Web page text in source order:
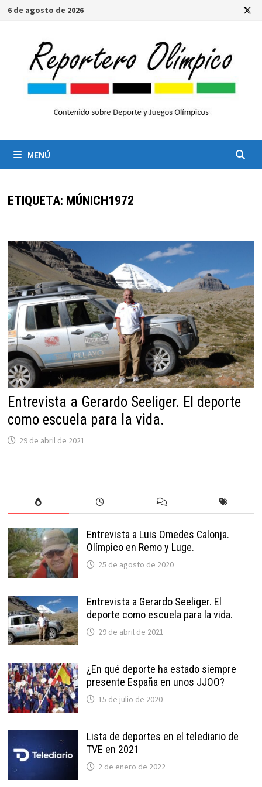
Saltar
contenido
6 de agosto de 2026
MENÚ
ETIQUETA: MÚNICH1972
Entrevista a Gerardo Seeliger. El deporte
como escuela para la vida.
29 de abril de 2021
Entrevista a Luis Omedes Calonja.
Olímpico en Remo y Luge.
25 de agosto de 2020
Entrevista a Gerardo Seeliger. El
deporte como escuela para la vida.
29 de abril de 2021
¿En qué deporte ha estado siempre
presente España en unos JJOO?
15 de julio de 2020
Lista de deportes en el telediario de
TVE en 2021
2 de enero de 2022